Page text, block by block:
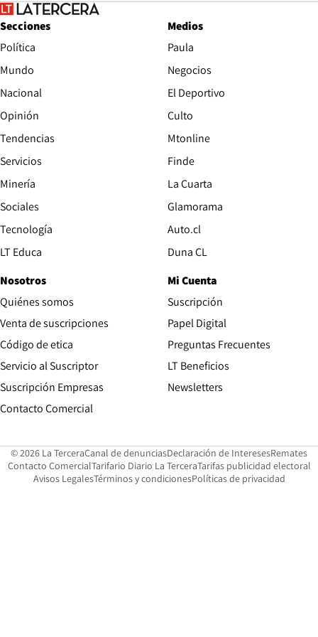
Secciones
Política
Mundo
Nacional
Opinión
Tendencias
Servicios
Minería
Sociales
Tecnología
LT Educa
Medios
Paula
Negocios
El Deportivo
Culto
Mtonline
Finde
La Cuarta
Glamorama
Auto.cl
Duna CL
Nosotros
Quiénes somos
Venta de suscripciones
Código de etica Opens in new window
Servicio al Suscriptor
Suscripción Empresas
Contacto Comercial
Mi Cuenta
Suscripción
Papel Digital
Preguntas Frecuentes
LT Beneficios
Newsletters
© 2026 La TerceraCanal de denunciasOpens in new window
Declaración de InteresesOpens in
Remates
Contacto ComercialOpens in new window
Tarifario Diario La TerceraOpens in new window
Tarifas publicidad electoral
Avisos LegalesOpens in new window
Términos y condicionesPolíticas de privacidad